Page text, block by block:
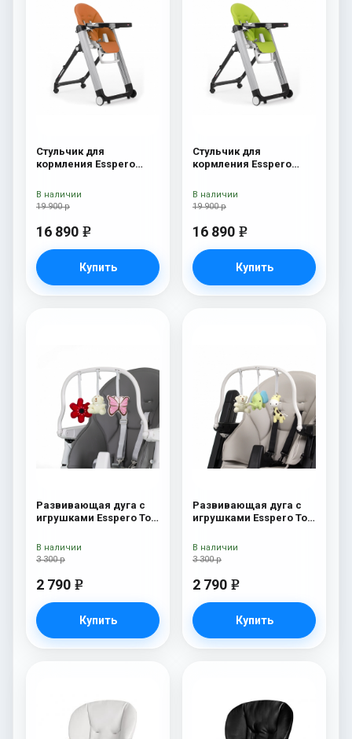
Стульчик для
кормления Esspero
19 900 р
16 890 e
Купить
В наличии
Стульчик для
кормления Esspero
19 900 р
16 890 e
Купить
В наличии
Развивающая дуга с
игрушками Esspero Toy
3 300 р
2 790 e
Купить
В наличии
Развивающая дуга с
игрушками Esspero Toy
Elephant
3 300 р
2 790 e
Купить
В наличии